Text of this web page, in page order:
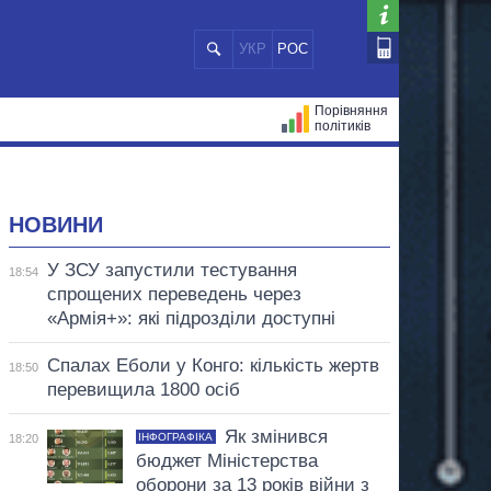
УКР РОС
Порівняння
політиків
НОВИНИ
18:54
У ЗСУ запустили тестування
спрощених переведень через
«Армія+»: які підрозділи доступні
18:50
Спалах Еболи у Конго: кількість жертв
перевищила 1800 осіб
18:20 ІНФОГРАФІКА
Як змінився
бюджет Міністерства
оборони за 13 років війни з